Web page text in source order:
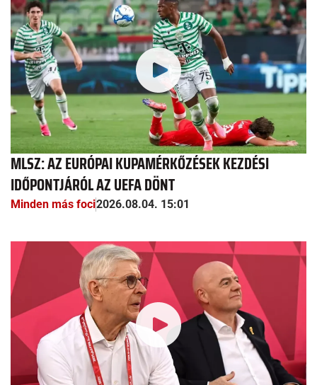
MLSZ: AZ EURÓPAI KUPAMÉRKŐZÉSEK KEZDÉSI
IDŐPONTJÁRÓL AZ UEFA DÖNT
Minden más foci2026.08.04. 15:01